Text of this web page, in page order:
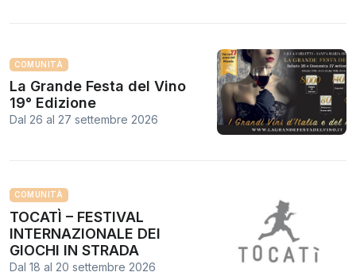
COMUNITÀ
La Grande Festa del Vino
19° Edizione
Dal 26 al 27 settembre 2026
COMUNITÀ
TOCATÌ – FESTIVAL
INTERNAZIONALE DEI
GIOCHI IN STRADA
Dal 18 al 20 settembre 2026